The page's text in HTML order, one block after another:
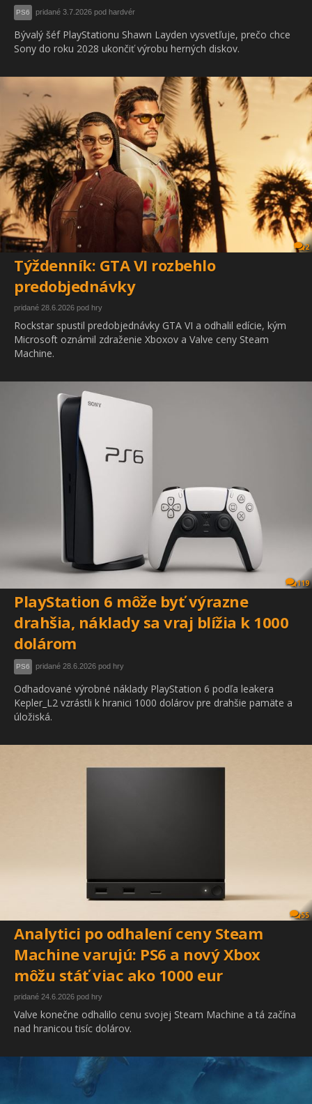
PS6 pridané 3.7.2026 pod hardvér
Bývalý šéf PlayStationu Shawn Layden vysvetľuje, prečo chce
Sony do roku 2028 ukončiť výrobu herných diskov.
2
Týždenník: GTA VI rozbehlo
predobjednávky
pridané 28.6.2026 pod hry
Rockstar spustil predobjednávky GTA VI a odhalil edície, kým
Microsoft oznámil zdraženie Xboxov a Valve ceny Steam
Machine.
119
PlayStation 6 môže byť výrazne
drahšia, náklady sa vraj blížia k 1000
dolárom
PS6 pridané 28.6.2026 pod hry
Odhadované výrobné náklady PlayStation 6 podľa leakera
Kepler_L2 vzrástli k hranici 1000 dolárov pre drahšie pamäte a
úložiská.
55
Analytici po odhalení ceny Steam
Machine varujú: PS6 a nový Xbox
môžu stáť viac ako 1000 eur
pridané 24.6.2026 pod hry
Valve konečne odhalilo cenu svojej Steam Machine a tá začína
nad hranicou tisíc dolárov.